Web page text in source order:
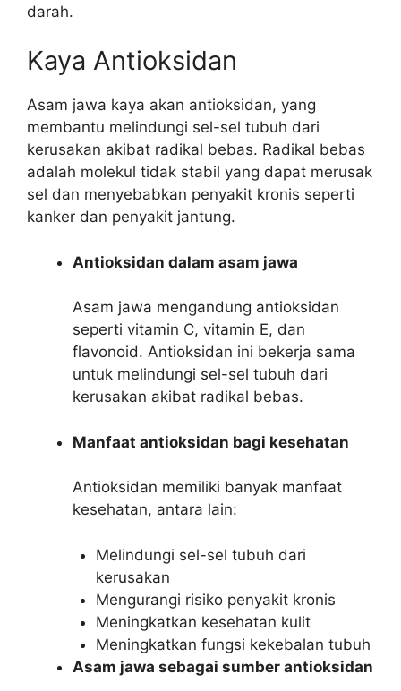
darah.
Kaya Antioksidan
Asam jawa kaya akan antioksidan, yang
membantu melindungi sel-sel tubuh dari
kerusakan akibat radikal bebas. Radikal bebas
adalah molekul tidak stabil yang dapat merusak
sel dan menyebabkan penyakit kronis seperti
kanker dan penyakit jantung.
Antioksidan dalam asam jawa
Asam jawa mengandung antioksidan
seperti vitamin C, vitamin E, dan
flavonoid. Antioksidan ini bekerja sama
untuk melindungi sel-sel tubuh dari
kerusakan akibat radikal bebas.
Manfaat antioksidan bagi kesehatan
Antioksidan memiliki banyak manfaat
kesehatan, antara lain:
Melindungi sel-sel tubuh dari
kerusakan
Mengurangi risiko penyakit kronis
Meningkatkan kesehatan kulit
Meningkatkan fungsi kekebalan tubuh
Asam jawa sebagai sumber antioksidan